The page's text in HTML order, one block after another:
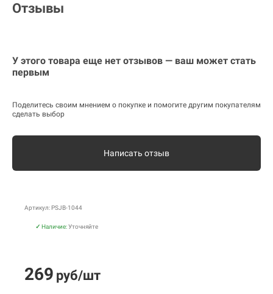
Отзывы
У этого товара еще нет отзывов — ваш может стать
первым
Поделитесь своим мнением о покупке и помогите другим покупателям
сделать выбор
Написать отзыв
Артикул: PSJB-1044
✓ Наличие:Уточняйте
269 руб/шт